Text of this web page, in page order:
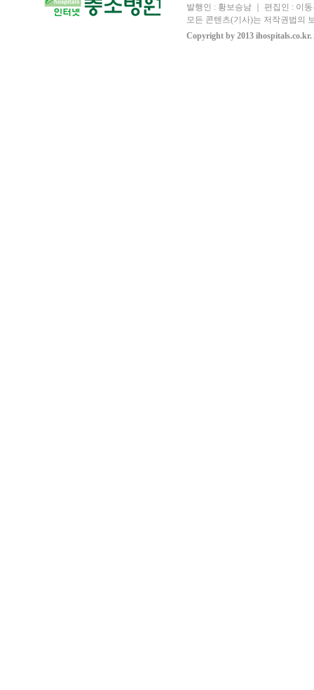
발행인 : 황보승남 ｜ 편집인 : 이
모든 콘텐츠(기사)는 저작권법의
Copyright by 2013 ihospitals.co.kr.